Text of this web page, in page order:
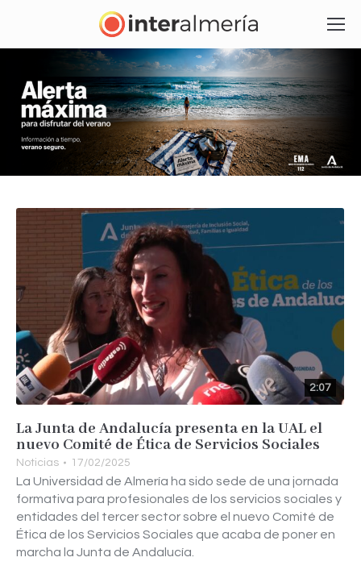
2:07
La Junta de Andalucía presenta en la UAL el
nuevo Comité de Ética de Servicios Sociales
Noticias 17/02/2025
La Universidad de Almería ha sido sede de una jornada
formativa para profesionales de los servicios sociales y
entidades del tercer sector sobre el nuevo Comité de
Ética de los Servicios Sociales que acaba de poner en
marcha la Junta de Andalucía.